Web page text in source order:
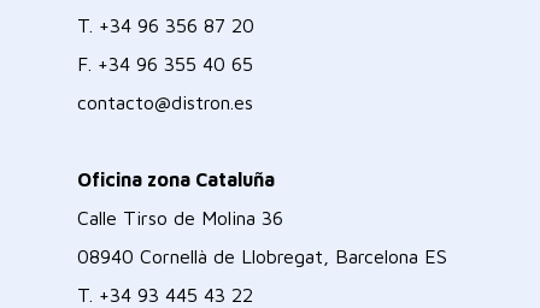
T. +34 96 356 87 20
F. +34 96 355 40 65
contacto@distron.es
Oficina zona Cataluña
Calle Tirso de Molina 36
08940 Cornellà de Llobregat, Barcelona ES
T. +34 93 445 43 22